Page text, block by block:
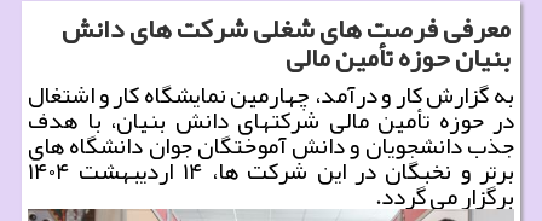
معرفی فرصت های شغلی شرکت های دانش
بنیان حوزه تأمین مالی
به گزارش کار و درآمد، چهارمین نمایشگاه کار و اشتغال
در حوزه تأمین مالی شرکتهای دانش بنیان، با هدف
جذب دانشجویان و دانش آموختگان جوان دانشگاه های
برتر و نخبگان در این شرکت ها، ۱۴ اردیبهشت ۱۴۰۴
برگزار می گردد.